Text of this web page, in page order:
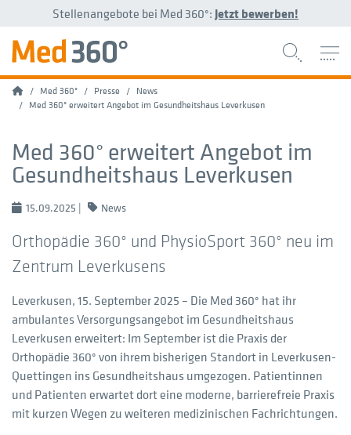
Stellenangebote bei Med 360°: Jetzt bewerben!
HomeMed 360° Presse
News
Med 360° erweitert Angebot im Gesundheitshaus Leverkusen
Med 360° erweitert Angebot im
Gesundheitshaus Leverkusen
15.09.2025 | News
Orthopädie 360° und PhysioSport 360° neu im
Zentrum Leverkusens
Leverkusen, 15. September 2025 – Die Med 360° hat ihr
ambulantes Versorgungsangebot im Gesundheitshaus
Leverkusen erweitert: Im September ist die Praxis der
Orthopädie 360° von ihrem bisherigen Standort in Leverkusen-
Quettingen ins Gesundheitshaus umgezogen. Patientinnen
und Patienten erwartet dort eine moderne, barrierefreie Praxis
mit kurzen Wegen zu weiteren medizinischen Fachrichtungen.